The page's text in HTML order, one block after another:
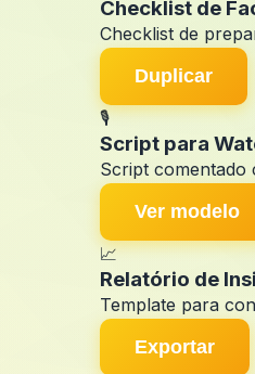
Checklist de
Checklist de
Duplicar
🎙️
Script para
Script comentado
Ver modelo
📈
Relatório de
Template para
Exportar